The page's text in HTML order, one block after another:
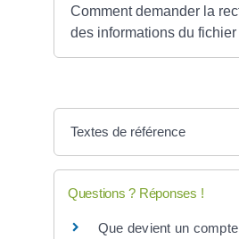
Comment demander la
des informations du
Textes de référence
Questions ? Réponses !
Que devient un